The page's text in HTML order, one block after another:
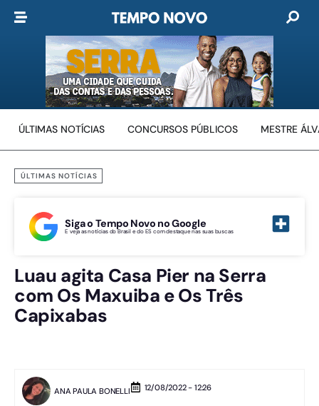
ÚLTIMAS NOTÍCIAS CONCURSOS PÚBLICOS MESTRE
ÚLTIMAS NOTÍCIAS
Siga o Tempo Novo no Google
E veja as notícias do Brasil e do ES com destaque nas suas buscas
Luau agita Casa Pier na Serra
com Os Maxuiba e Os Três
Capixabas
ANA PAULA BONELLI 12/08/2022 - 12:26